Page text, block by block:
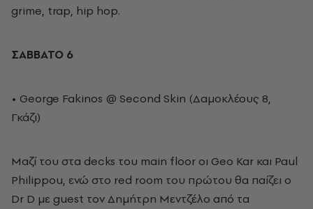
grime, trap, hip hop.
ΣΑΒΒΑΤΟ 6
• George Fakinos @ Second Skin (Δαμοκλέους 8,
Γκάζι)
Μαζί του στα decks του main floor oι Geo Kar και Paul
Philippou, ενώ στο red room του πρώτου θα παίζει ο
Dr D με guest τον Δημήτρη Μεντζέλο από τα